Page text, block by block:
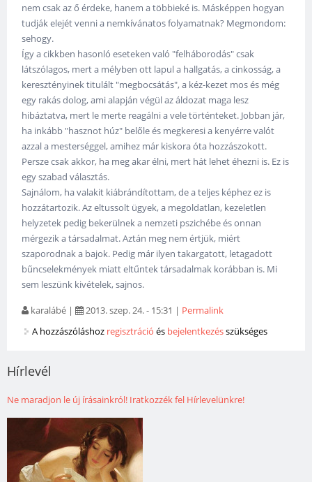
nem csak az ő érdeke, hanem a többieké is. Másképpen hogyan
tudják elejét venni a nemkívánatos folyamatnak? Megmondom:
sehogy.
Így a cikkben hasonló eseteken való "felháborodás" csak
látszólagos, mert a mélyben ott lapul a hallgatás, a cinkosság, a
keresztényinek titulált "megbocsátás", a kéz-kezet mos és még
egy rakás dolog, ami alapján végül az áldozat maga lesz
hibáztatva, mert le merte reagálni a vele történteket. Jobban jár,
ha inkább "hasznot húz" belőle és megkeresi a kenyérre valót
azzal a mesterséggel, amihez már kiskora óta hozzászokott.
Persze csak akkor, ha meg akar élni, mert hát lehet éhezni is. Ez is
egy szabad választás.
Sajnálom, ha valakit kiábrándítottam, de a teljes képhez ez is
hozzátartozik. Az eltussolt ügyek, a megoldatlan, kezeletlen
helyzetek pedig bekerülnek a nemzeti pszichébe és onnan
mérgezik a társadalmat. Aztán meg nem értjük, miért
szaporodnak a bajok. Pedig már ilyen takargatott, letagadott
bűncselekmények miatt eltűntek társadalmak korábban is. Mi
sem leszünk kivételek, sajnos.
karalábé | 2013. szep. 24. - 15:31 | Permalink
A hozzászóláshoz regisztráció és bejelentkezésszükséges
Hírlevél
Ne maradjon le új írásainkról! Iratkozzék fel Hírlevelünkre!